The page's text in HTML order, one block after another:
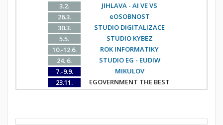
3.2.
JIHLAVA - AI VE VS
26.3.
eOSOBNOST
30.3.
STUDIO DIGITALIZACE
5.5.
STUDIO KYBEZ
10.-12.6.
ROK INFORMATIKY
24. 6.
STUDIO EG - EUDIW
7.-9.9.
MIKULOV
23.11.
EGOVERNMENT THE BEST